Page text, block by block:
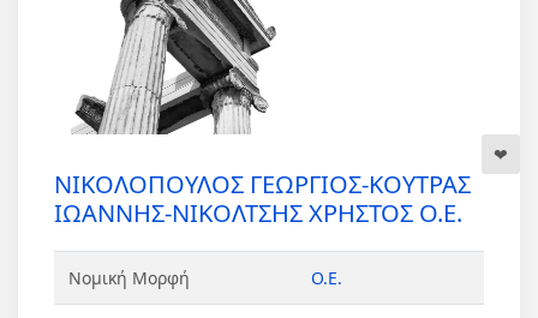
ΝΙΚΟΛΟΠΟΥΛΟΣ ΓΕΩΡΓΙΟΣ-ΚΟΥΤΡΑΣ
ΙΩΑΝΝΗΣ-ΝΙΚΟΛΤΣΗΣ ΧΡΗΣΤΟΣ Ο.Ε.
Νομική Μορφή Ο.Ε.